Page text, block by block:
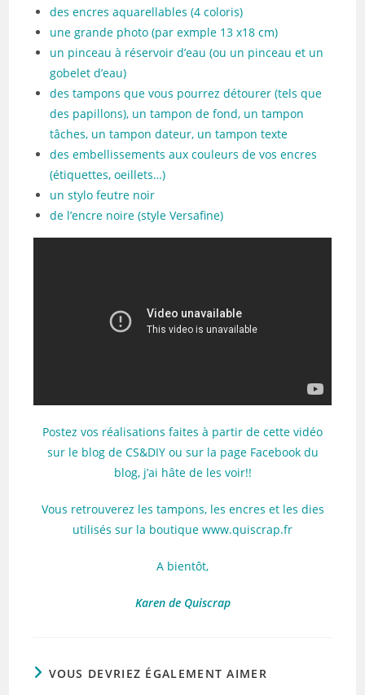
des encres aquarellables (4 coloris)
une grande photo (par exmple 13 x18 cm)
un pinceau à réservoir d’eau (ou un pinceau et un
gobelet d’eau)
des tampons que vous pourrez détourer (tels que
des papillons), un tampon de fond, un tampon
tâches, un tampon dateur, un tampon texte
des embellissements aux couleurs de vos encres
(étiquettes, oeillets…)
un stylo feutre noir
de l’encre noire (style Versafine)
Postez vos réalisations faites à partir de cette vidéo
sur le blog de CS&DIY ou sur la page Facebook du
blog, j’ai hâte de les voir!!
Vous retrouverez les tampons, les encres et les dies
utilisés sur la boutique www.quiscrap.fr
A bientôt,
Karen de Quiscrap
VOUS DEVRIEZ ÉGALEMENT AIMER